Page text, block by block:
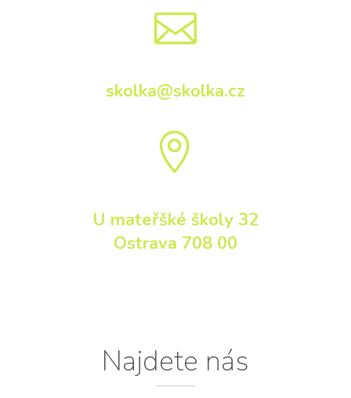

skolka@skolka.cz

U mateřšké školy 32
Ostrava 708 00
Najdete nás